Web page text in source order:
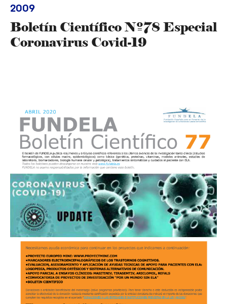
2009
Boletín Científico Nº78 Especial
Coronavirus Covid-19